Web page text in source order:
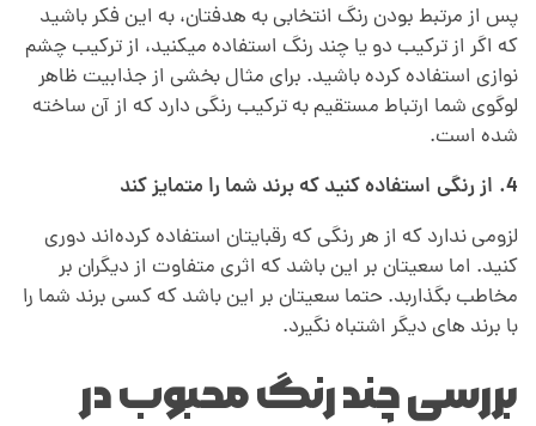
پس از مرتبط بودن رنگ انتخابی به هدفتان، به این فکر باشید
که اگر از ترکیب دو یا چند رنگ استفاده میکنید، از ترکیب چشم
نوازی استفاده کرده باشید. برای مثال بخشی از جذابیت ظاهر
لوگوی شما ارتباط مستقیم به ترکیب رنگی دارد که از آن ساخته
شده است.
4. از رنگی استفاده کنید که برند شما را متمایز کند
لزومی ندارد که از هر رنگی که رقبایتان استفاده کرده‌اند دوری
کنید. اما سعیتان بر این باشد که اثری متفاوت از دیگران بر
مخاطب بگذاربد. حتما سعیتان بر این باشد که کسی برند شما را
با برند های دیگر اشتباه نگیرد.
بررسی چند رنگ محبوب در